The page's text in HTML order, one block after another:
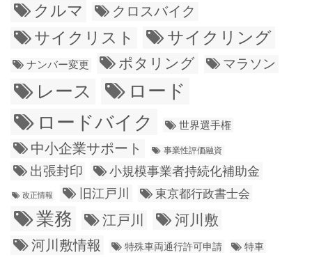
クルマ クロスバイク
サイクリスト サイクリング
ナンバー変更 ポタリング マラソン
レース
ロード
ロードバイク
世界選手権
中小企業サポート 事業性評価融資
出張封印 小規模事業者持続化補助金
改正情報 旧江戸川 東京都行政書士会
業務 江戸川
河川敷
河川敷情報
特殊車両通行許可申請
特車